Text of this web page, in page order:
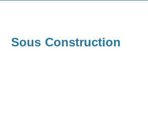
Sous Construction